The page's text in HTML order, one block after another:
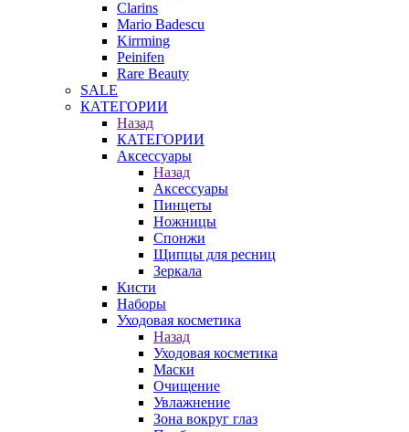
Clarins
Mario Badescu
Kirrming
Peinifen
Rare Beauty
SALE
КАТЕГОРИИ
Назад
КАТЕГОРИИ
Аксессуары
Назад
Аксессуары
Пинцеты
Ножницы
Спонжи
Щипцы для ресниц
Зеркала
Кисти
Наборы
Уходовая косметика
Назад
Уходовая косметика
Маски
Очищение
Увлажнение
Зона вокруг глаз